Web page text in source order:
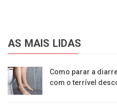
AS MAIS LIDAS
Como parar a
com o terrível